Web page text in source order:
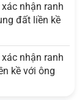
nhận ranh
đất liền kề
nhận ranh
kề với ông